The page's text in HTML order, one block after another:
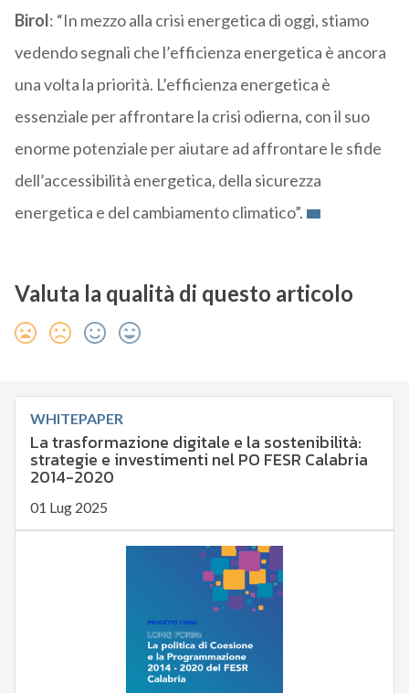
Birol: “In mezzo alla crisi energetica di oggi, stiamo
vedendo segnali che l’efficienza energetica è ancora
una volta la priorità. L’efficienza energetica è
essenziale per affrontare la crisi odierna, con il suo
enorme potenziale per aiutare ad affrontare le sfide
dell’accessibilità energetica, della sicurezza
energetica e del cambiamento climatico”.
Valuta la qualità di questo articolo
WHITEPAPER
La trasformazione digitale e la sostenibilità:
strategie e investimenti nel PO FESR Calabria
2014-2020
01 Lug 2025